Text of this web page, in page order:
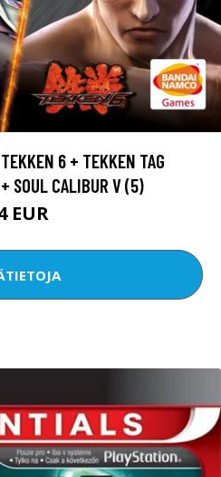
6 + TEKKEN TAG
SOUL CALIBUR V (5)
EUR